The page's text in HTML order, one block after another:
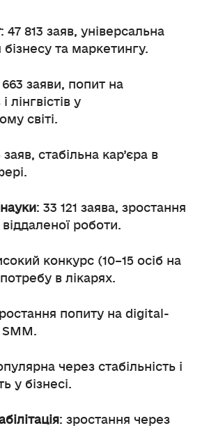
: 47 813 заяв, універсальна
та маркетингу.
663 заяви, попит на
лінгвістів у
світі.
стабільна кар’єра в
: 33 121 заява, зростання
роботи.
конкурс (10–15 осіб на
в лікарях.
попиту на digital-
SMM.
через стабільність і
у бізнесі.
: зростання через